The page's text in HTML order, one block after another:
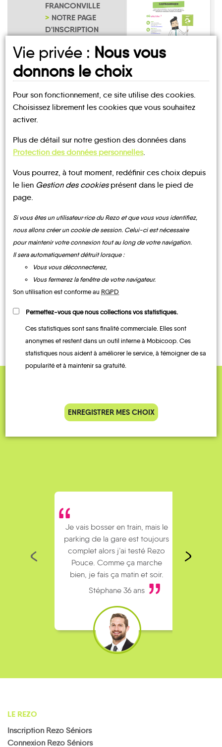
FRANCONVILLE
NOTRE PAGE
D'INSCRIPTION
UN AVIS, UN TÉMOIGNAGE
À PARTAGER ?
CONTACTEZ-NOUS !
Les infosMOBILITE
AUTOPARTAGE
TRANSPORTS
À LA
DEMANDE
TRAIN
QUELQUES
Témoignages
Je vais bosser en train, mais le
parking de la gare est toujours
complet alors j’ai testé Rezo
Pouce. Comme ça marche
bien, je fais ça matin et soir.
Stéphane 36 ans
LE REZO
Inscription Rezo Séniors
Connexion Rezo Séniors
Vie privée : Nous vous
donnons le choix
Pour son fonctionnement, ce site utilise des cookies.
Choisissez librement les cookies que vous souhaitez
activer.
Plus de détail sur notre gestion des données dans
Protection des données personnelles.
Vous pourrez, à tout moment, redéfinir ces choix depuis
le lien Gestion des cookiesprésent dans le pied de
page.
Si vous êtes un utilisateur·rice du Rezo et que vous vous identifiez,
nous allons créer un cookie de session. Celui-ci est nécessaire
pour maintenir votre connexion tout au long de votre navigation.
Il sera automatiquement détruit lorsque :
Vous vous déconnecterez,
Vous fermerez la fenêtre de votre navigateur.
Son utilisation est conforme au RGPD
Permettez-vous que nous collections vos statistiques.
Ces statistiques sont sans finalité commerciale. Elles sont
anonymes et restent dans un outil interne à Mobicoop. Ces
statistiques nous aident à améliorer le service, à témoigner de sa
popularité et à maintenir sa gratuité.
ENREGISTRER MES CHOIX